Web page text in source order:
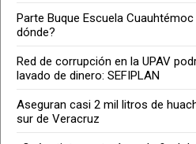
Jul 15 2026
Muere
cuando
de
Jul 09 2026
Parte Buque Escuela
dónde?
Red de corrupción en la UPAV
lavado de dinero: SEFIPLAN
Aseguran casi 2 mil litros de
sur de Veracruz